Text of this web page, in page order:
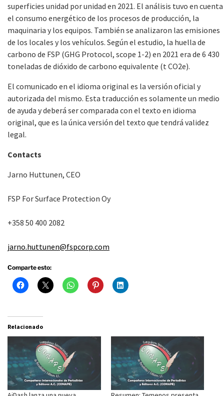
superficies unidad por unidad en 2021. El análisis tuvo en cuenta
el consumo energético de los procesos de producción, la
maquinaria y los equipos. También se analizaron las emisiones
de los locales y los vehículos. Según el estudio, la huella de
carbono de FSP (GHG Protocol, scope 1-2) en 2021 era de 6 430
toneladas de dióxido de carbono equivalente (t CO2e).
El comunicado en el idioma original es la versión oficial y
autorizada del mismo. Esta traducción es solamente un medio
de ayuda y deberá ser comparada con el texto en idioma
original, que es la única versión del texto que tendrá validez
legal.
Contacts
Jarno Huttunen, CEO
FSP For Surface Protection Oy
+358 50 400 2082
jarno.huttunen@fspcorp.com
Comparte esto:
Relacionado